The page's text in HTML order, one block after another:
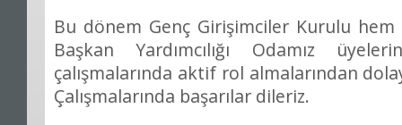
Bu dönem Genç Girişimciler Kurulu
Başkan Yardımcılığı Odamız
çalışmalarında aktif rol almalarından
Çalışmalarında başarılar dileriz.